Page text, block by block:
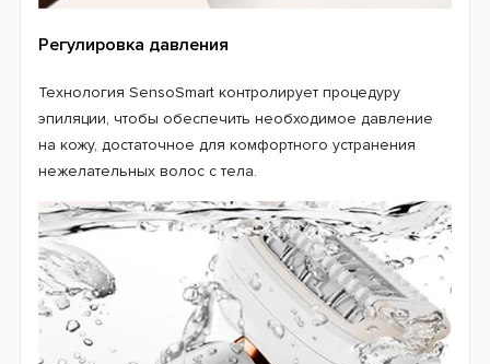
Регулировка давления
Технология SensoSmart контролирует процедуру
эпиляции, чтобы обеспечить необходимое давление
на кожу, достаточное для комфортного устранения
нежелательных волос с тела.